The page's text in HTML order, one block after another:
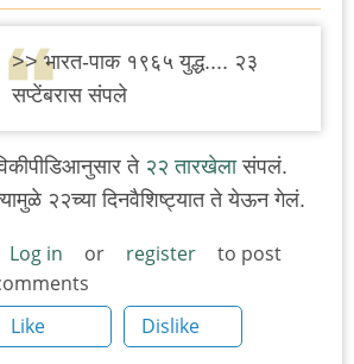
reply
to
१९६५
युद्ध....
२३
>> भारत-पाक १९६५ युद्ध.... २३
सप्टेंबरास संपले
ते २२ तारखेलासंपलं.
२२च्या दिनवैशिष्ट्यात ते येऊन गेलं.
Log in or register
to post
Like
Dislike